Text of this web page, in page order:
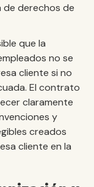
de derechos de
que la
no se
cliente si no
El contrato
claramente
y
creados
cliente en la